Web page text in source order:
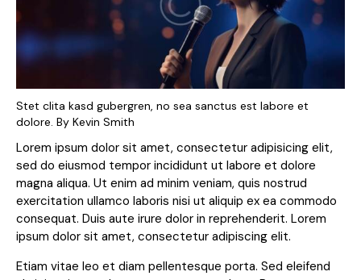
Stet clita kasd gubergren, no sea sanctus est labore et
dolore. By Kevin Smith
Lorem ipsum dolor sit amet, consectetur adipisicing elit,
sed do eiusmod tempor incididunt ut labore et dolore
magna aliqua. Ut enim ad minim veniam, quis nostrud
exercitation ullamco laboris nisi ut aliquip ex ea commodo
consequat. Duis aute irure dolor in reprehenderit. Lorem
ipsum dolor sit amet, consectetur adipiscing elit.
Etiam vitae leo et diam pellentesque porta. Sed eleifend